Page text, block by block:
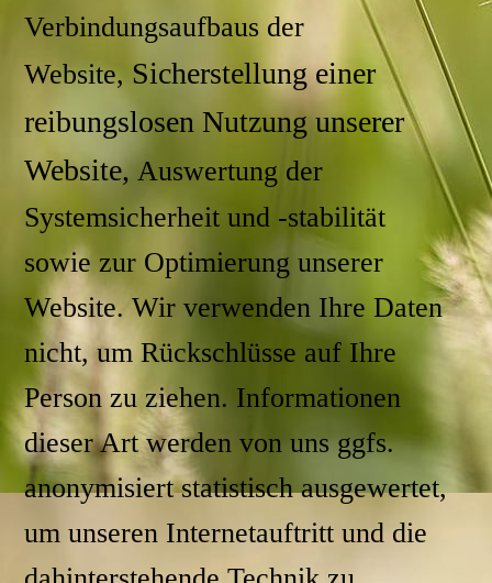
Verbindungsaufbaus der
Website, Sicherstellung einer
reibungslosen Nutzung unserer
Website, Auswertung der
Systemsicherheit und -stabilität
sowiezur Optimierung unserer
Website.Wir verwenden Ihre Daten
nicht, um Rückschlüsse auf Ihre
Person zu ziehen. Informationen
dieser Art werden von uns ggfs.
anonymisiert statistisch ausgewertet,
um unseren Internetauftritt und die